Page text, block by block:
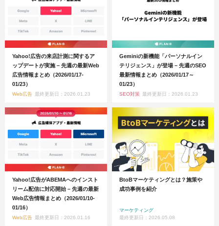
Yahoo!広告の来店計測に関するア
ップデートが実施 – 先週の最新Web
広告情報まとめ（2026/01/17-
01/23）
Web広告 最終更新日：2026.01.23
Geminiの新機能「パーソナルイン
テリジェンス」が登場 – 先週のSEO
最新情報まとめ（2026/01/17～
01/23）
SEO対策 最終更新日：2026.01.23
Yahoo!広告がABEMAへのインスト
リーム配信に対応開始 – 先週の最新
Web広告情報まとめ（2026/01/10-
01/16）
Web広告 最終更新日：2026.01.16
BtoBマーケティングとは？施策や
成功事例を紹介
マーケティング
最終更新日：2026.05.08